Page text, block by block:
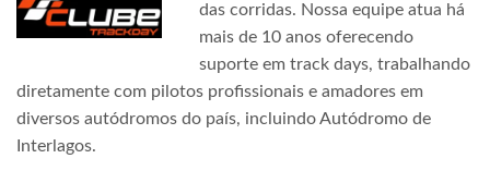
das corridas. Nossa equipe atua há
mais de 10 anos oferecendo
suporte em track days, trabalhando
diretamente com pilotos profissionais e amadores em
diversos autódromos do país, incluindo Autódromo de
Interlagos.